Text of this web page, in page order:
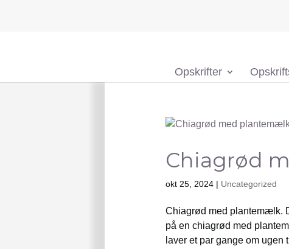
Opskrifter
Chiagrød
okt 25, 2024 | Uncategorized
Chiagrød med plantemælk.
på en chiagrød med
laver et par gange om